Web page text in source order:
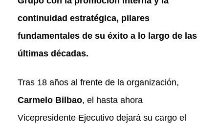
continuidad estratégica, pilares
fundamentales de su éxito a lo largo de las
últimas décadas.
Tras 18 años al frente de la organización,
Carmelo Bilbao, el hasta ahora
Vicepresidente Ejecutivo dejará su cargo el